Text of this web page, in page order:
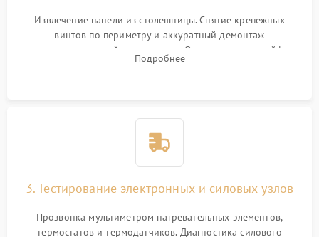
Извлечение панели из столешницы. Снятие крепежных
винтов по периметру и аккуратный демонтаж
стеклокерамической поверхности. Отсоединение шлейфов
сенсорного блока для доступа к силовым платам, катушкам
Подробнее
3. Тестирование электронных и силовых узлов
Прозвонка мультиметром нагревательных элементов,
термостатов и термодатчиков. Диагностика силового